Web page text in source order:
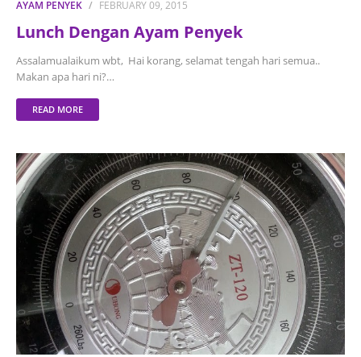
AYAM PENYEK FEBRUARY 09, 2015
Lunch Dengan Ayam Penyek
Assalamualaikum wbt, Hai korang, selamat tengah hari semua..
Makan apa hari ni?…
READ MORE